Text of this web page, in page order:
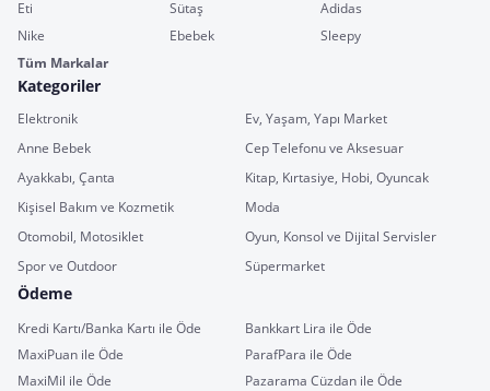
Eti
Sütaş
Adidas
Nike
Ebebek
Sleepy
Tüm Markalar
Kategoriler
Elektronik
Ev, Yaşam, Yapı Market
Anne Bebek
Cep Telefonu ve Aksesuar
Ayakkabı, Çanta
Kitap, Kırtasiye, Hobi, Oyuncak
Kişisel Bakım ve Kozmetik
Moda
Otomobil, Motosiklet
Oyun, Konsol ve Dijital Servisler
Spor ve Outdoor
Süpermarket
Ödeme
Kredi Kartı/Banka Kartı ile Öde
Bankkart Lira ile Öde
MaxiPuan ile Öde
ParafPara ile Öde
MaxiMil ile Öde
Pazarama Cüzdan ile Öde